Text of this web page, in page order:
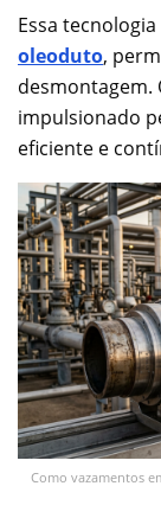
Essa
oleoduto,
desmontagem.
impulsionado
eficiente e
Como vazamentos